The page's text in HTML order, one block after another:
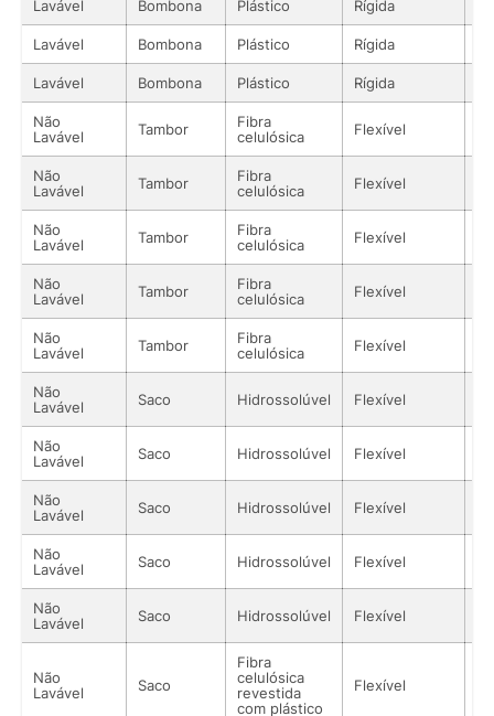
Lavável Bombona Plástico Rígida
Lavável Bombona Plástico Rígida
Lavável Bombona Plástico Rígida
Não
Lavável
Tambor
Fibra
celulósica
Flexível
Não
Lavável
Tambor
Fibra
celulósica
Flexível
Não
Lavável
Tambor
Fibra
celulósica
Flexível
Não
Lavável
Tambor
Fibra
celulósica
Flexível
Não
Lavável
Tambor
Fibra
celulósica
Flexível
Não
Lavável
Saco Hidrossolúvel Flexível
Não
Lavável
Saco Hidrossolúvel Flexível
Não
Lavável
Saco Hidrossolúvel Flexível
Não
Lavável
Saco Hidrossolúvel Flexível
Não
Lavável
Saco Hidrossolúvel Flexível
Não
Lavável
Saco
Fibra
celulósica
revestida
com plástico
Flexível